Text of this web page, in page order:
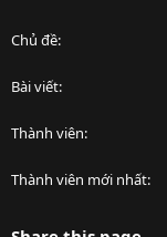
Chủ đề
Bài viết
Thành viên
Thành viên mới nhất